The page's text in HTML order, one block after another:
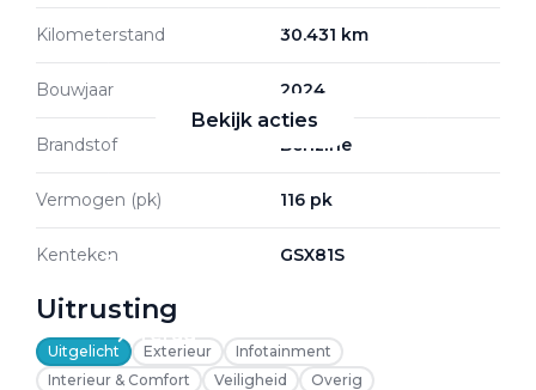
Profiteer van zakelijk
Bekijk acties
Zakelijk
Terug
Kilometerstand 30.431 km
Bouwjaar 2024
Brandstof Benzine
Vermogen (pk) 116 pk
Kenteken GSX81S
Uitrusting
Uitgelicht Exterieur
Infotainment
Interieur & Comfort
Veiligheid Overig